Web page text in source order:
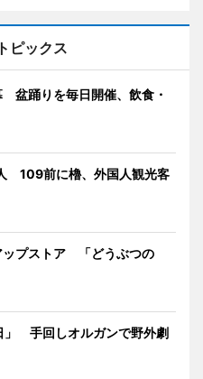
ピックス
盆踊りを毎日開催、飲食・
109前に櫓、外国人観光客
ップストア 「どうぶつの
」 手回しオルガンで野外劇